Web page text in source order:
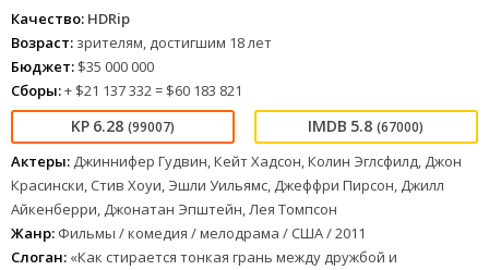
Качество: HDRip
Возраст: зрителям, достигшим 18 лет
Бюджет: $35 000 000
Сборы:+ $21 137 332 = $60 183 821
6.28 (99007) 5.8 (67000)
Актеры: Джиннифер Гудвин, Кейт Хадсон, Колин Эглсфилд, Джон
Красински, Стив Хоуи, Эшли Уильямс, Джеффри Пирсон, Джилл
Айкенберри, Джонатан Эпштейн, Лея Томпсон
Жанр: Фильмы / комедия / мелодрама / США / 2011
Слоган: «Как стирается тонкая грань между дружбой и